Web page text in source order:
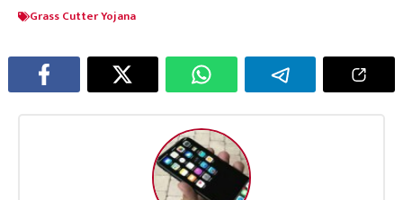
Grass Cutter Yojana